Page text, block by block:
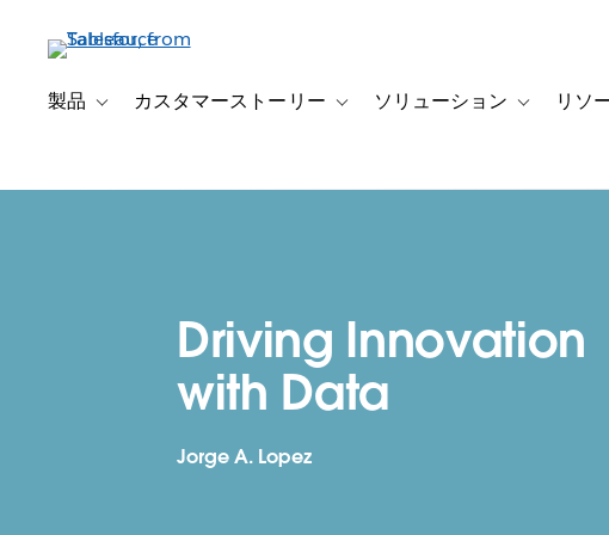
ン
製品 Toggle sub-navigation for 製品
カスタマーストーリー Toggle sub-navigation for カスタマース
ソリューション Toggle sub-
リソ
Driving Innovation
with Data
Jorge A. Lopez